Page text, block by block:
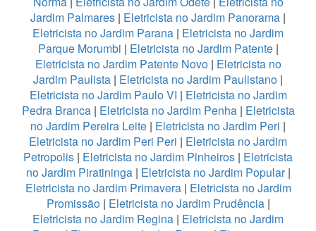
Jardim Palmares | Eletricista no Jardim Panorama |
Eletricista no Jardim Parana | Eletricista no Jardim
Parque Morumbi | Eletricista no Jardim Patente|
Eletricista no Jardim Patente Novo| Eletricista no
Jardim Paulista | Eletricista no Jardim Paulistano |
Eletricista no Jardim Paulo VI | Eletricista no Jardim
Pedra Branca| Eletricista no Jardim Penha| Eletricista
no Jardim Pereira Leite | Eletricista no Jardim Peri |
Eletricista no Jardim Peri Peri | Eletricista no Jardim
Petropolis | Eletricista no Jardim Pinheiros | Eletricista
no Jardim Piratininga| Eletricista no Jardim Popular|
Eletricista no Jardim Primavera| Eletricista no Jardim
Promissão| Eletricista no Jardim Prudência|
Eletricista no Jardim Regina | Eletricista no Jardim